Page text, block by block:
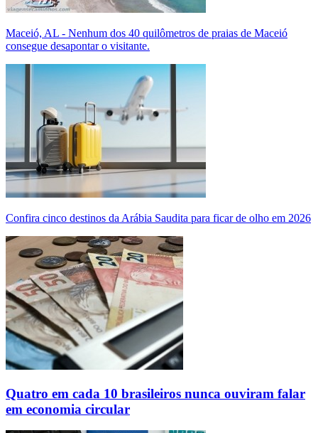
Maceió, AL - Nenhum dos 40 quilômetros de praias de Maceió
consegue desapontar o visitante.
Confira cinco destinos da Arábia Saudita para ficar de olho em 2026
Quatro em cada 10 brasileiros nunca ouviram falar
em economia circular